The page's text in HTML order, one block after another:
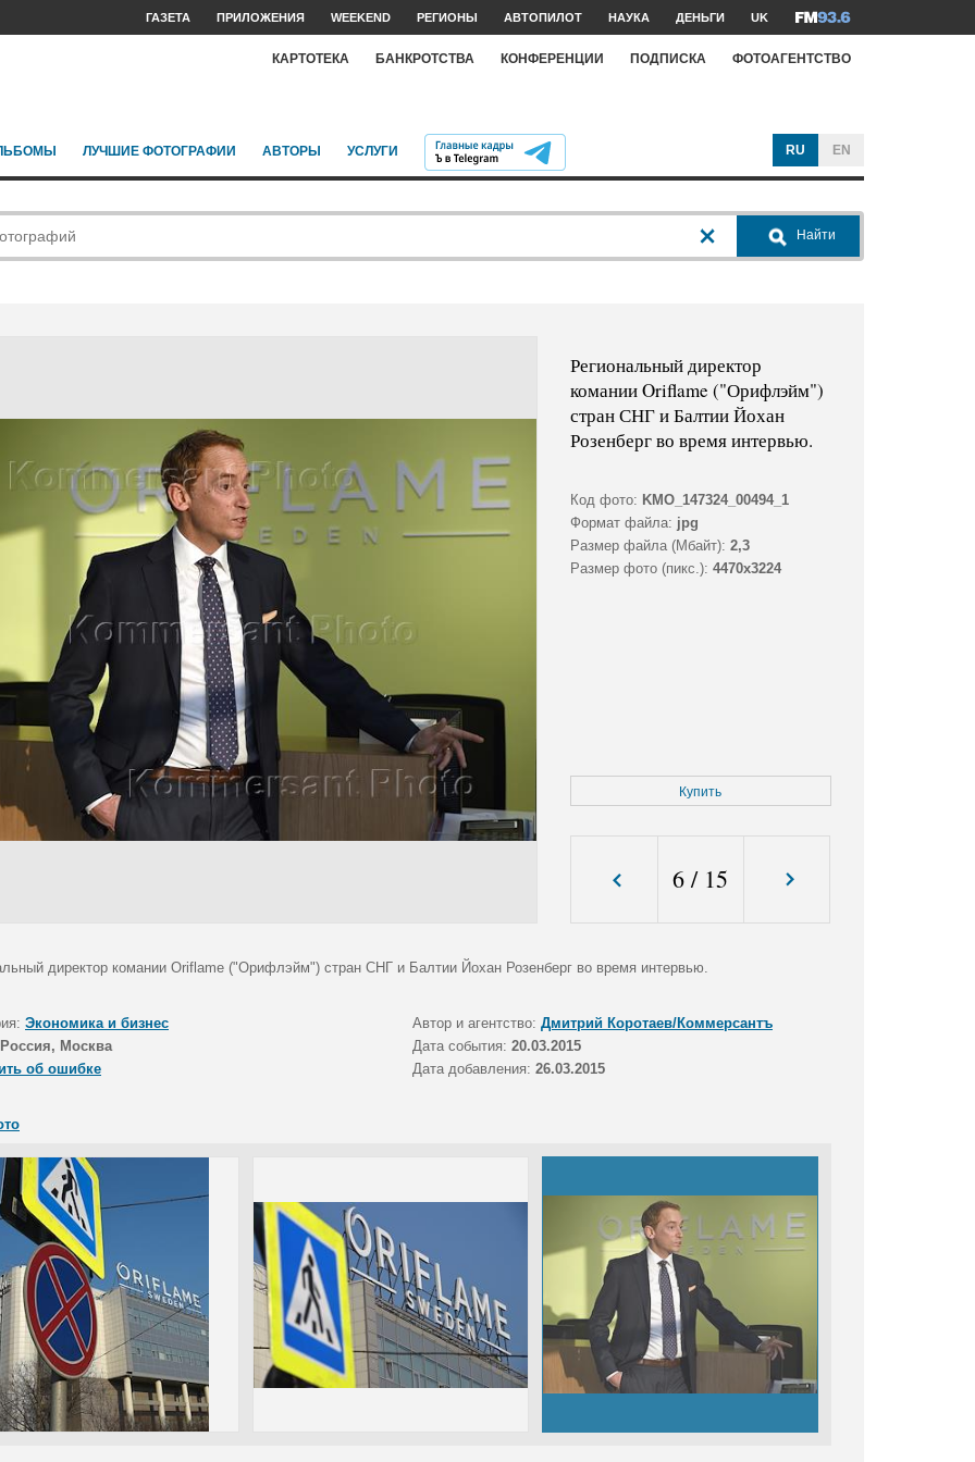
ГАЗЕТА ПРИЛОЖЕНИЯ WEEKEND РЕГИОНЫ АВТОПИЛОТ НАУКА ДЕНЬГИ UK
КАРТОТЕКА БАНКРОТСТВА КОНФЕРЕНЦИИ ПОДПИСКА ФОТОАГЕНТСТВО
ЛУЧШИЕ ФОТОГРАФИИ АВТОРЫ УСЛУГИ RU EN
Найти
Региональный директор
комании Oriflame ("Орифлэйм")
стран СНГ и Балтии Йохан
Розенберг во время интервью.
Код фото: KMO_147324_00494_1
Формат файла: jpg
Размер файла (Мбайт): 2,3
Размер фото (пикс.): 4470x3224
Купить
6 / 15
директор комании Oriflame ("Орифлэйм") стран СНГ и Балтии Йохан Розенберг во время интервью.
Экономика и бизнес Автор и агентство: Дмитрий Коротаев/Коммерсантъ
Россия, Москва Дата события: 20.03.2015
об ошибке
Дата добавления: 26.03.2015